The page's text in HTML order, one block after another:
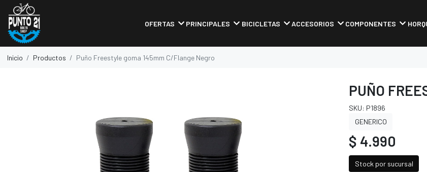
OFERTAS PRINCIPALES BICICLETAS ACCESORIOS COMPONENTES
Inicio Productos Puño Freestyle goma 145mm C/Flange Negro
PUÑO
SKU: P1896
GENERICO
$ 4.990
Stock por sucursal